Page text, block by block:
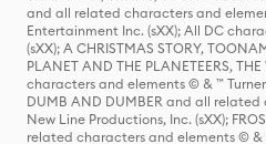
and all related characters and
Entertainment Inc. (sXX); All DC
(sXX); A CHRISTMAS STORY,
PLANET AND THE PLANETEERS,
characters and elements © & ™
DUMB AND DUMBER and all
New Line Productions, Inc. (sXX);
related characters and elements © &